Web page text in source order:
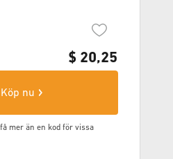
$ 20,25
Köp nu
mer än en kod för vissa